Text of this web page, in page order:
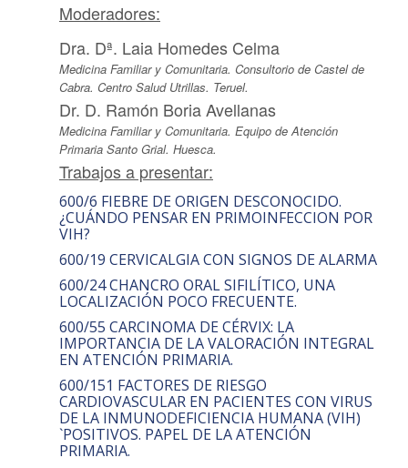
Moderadores:
Dra. Dª. Laia Homedes Celma
Medicina Familiar y Comunitaria. Consultorio de Castel de
Cabra. Centro Salud Utrillas. Teruel.
Dr. D. Ramón Boria Avellanas
Medicina Familiar y Comunitaria. Equipo de Atención
Primaria Santo Grial. Huesca.
Trabajos a presentar:
600/6 FIEBRE DE ORIGEN DESCONOCIDO.
¿CUÁNDO PENSAR EN PRIMOINFECCION POR
VIH?
600/19 CERVICALGIA CON SIGNOS DE ALARMA
600/24 CHANCRO ORAL SIFILÍTICO, UNA
LOCALIZACIÓN POCO FRECUENTE.
600/55 CARCINOMA DE CÉRVIX: LA
IMPORTANCIA DE LA VALORACIÓN INTEGRAL
EN ATENCIÓN PRIMARIA.
600/151 FACTORES DE RIESGO
CARDIOVASCULAR EN PACIENTES CON VIRUS
DE LA INMUNODEFICIENCIA HUMANA (VIH)
`POSITIVOS. PAPEL DE LA ATENCIÓN
PRIMARIA.